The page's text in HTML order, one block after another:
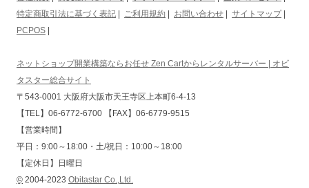
特定商取引法に基づく表記 | ご利用規約 | お問い合わせ | サイトマップ|
PCPOS |
ネットショップ開業構築ならお任せ Zen Cartからレンタルサーバー | オビ
タスター総合サイト
〒543-0001 大阪府大阪市天王寺区上本町6-4-13
【TEL】06-6772-6700 【FAX】06-6779-9515
【営業時間】
平日：9:00～18:00・土/祝日：10:00～18:00
【定休日】日曜日
© 2004-2023 Obitastar Co.,Ltd.